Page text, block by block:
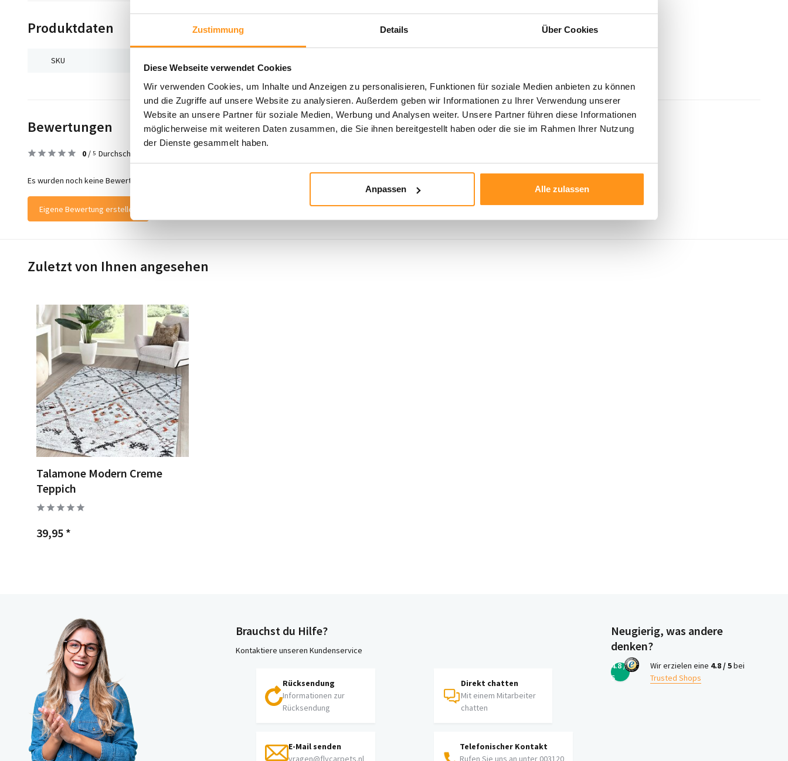
Zustimmung Details Über Cookies
Diese Webseite verwendet Cookies
Wir verwenden Cookies, um Inhalte und Anzeigen zu personalisieren, Funktionen für soziale Medien anbieten zu können
und die Zugriffe auf unsere Website zu analysieren. Außerdem geben wir Informationen zu Ihrer Verwendung unserer
Website an unsere Partner für soziale Medien, Werbung und Analysen weiter. Unsere Partner führen diese Informationen
möglicherweise mit weiteren Daten zusammen, die Sie ihnen bereitgestellt haben oder die sie im Rahmen Ihrer Nutzung
der Dienste gesammelt haben.
Anpassen Alle zulassen
Produktdaten
SKU
Bewertungen
0 / 5 Durchschnitt aus 0 Bewertungen
Es wurden noch keine Bewertungen für dieses Produkt abgegeben..
Eigene Bewertung erstellen
Zuletzt von Ihnen angesehen
Talamone Modern Creme
Teppich
39,95 *
Brauchst du Hilfe?
Kontaktiere unseren Kundenservice
Rücksendung
Informationen zur
Rücksendung
Direkt chatten
Mit einem Mitarbeiter
chatten
E-Mail senden
vragen@flycarpets.nl
Telefonischer Kontakt
Rufen Sie uns an unter 003120
Neugierig, was andere
denken?
4.8 /
5
Wir erzielen eine 4.8 / 5bei
Trusted Shops